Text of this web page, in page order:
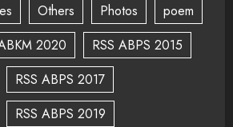
Others Photos
poem
2020
RSS ABPS 2015
RSS ABPS 2017
RSS ABPS 2019